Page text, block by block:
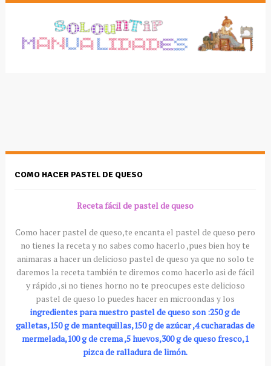
COMO HACER PASTEL DE QUESO
Receta fácil de pastel de queso
Como hacer pastel de queso,te encanta el pastel de queso pero
no tienes la receta y no sabes como hacerlo ,pues bien hoy te
animaras a hacer un delicioso pastel de queso ya que no solo te
daremos la receta también te diremos como hacerlo asi de fácil
y rápido ,si no tienes horno no te preocupes este delicioso
pastel de queso lo puedes hacer en microondas y los
ingredientes para nuestro pastel de queso son :250 g de
galletas,150 g de mantequillas,150 g de azúcar ,4 cucharadas de
mermelada,100 g de crema ,5 huevos,300 g de queso fresco,1
pizca de ralladura de limón.